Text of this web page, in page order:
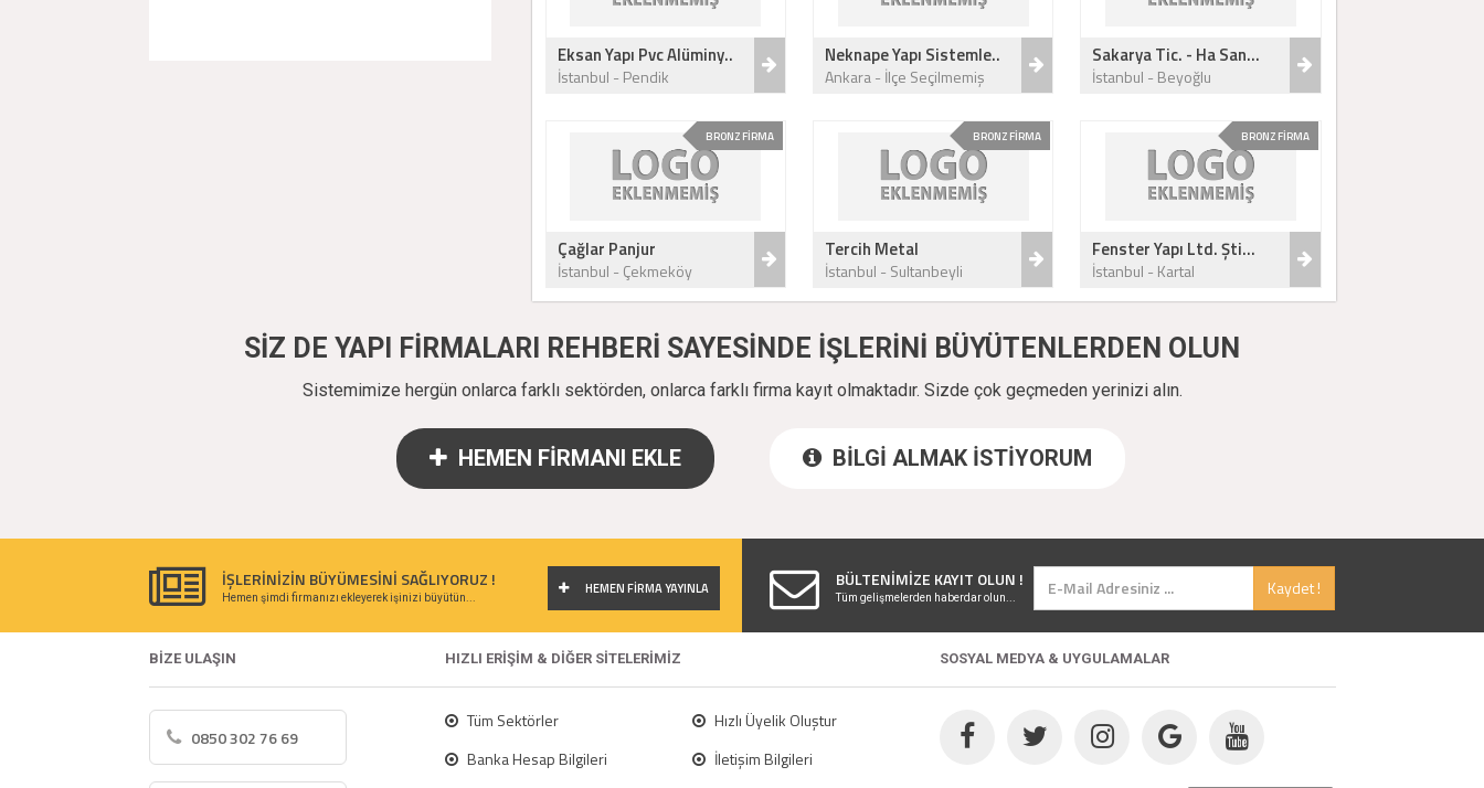
Eksan Yapı Pvc Alüminy..
İstanbul - Pendik
Neknape Yapı Sistemle..
Ankara - İlçe Seçilmemiş
Sakarya Tic. - Ha San...
İstanbul - Beyoğlu
BRONZ FİRMA
Çağlar Panjur
İstanbul - Çekmeköy
BRONZ FİRMA
Tercih Metal
İstanbul - Sultanbeyli
BRONZ FİRMA
Fenster Yapı Ltd. Şti...
İstanbul - Kartal
SİZ DE YAPI FİRMALARI REHBERİ SAYESİNDE İŞLERİNİ BÜYÜTENLERDEN OLUN
Sistemimize hergün onlarca farklı sektörden, onlarca farklı firma kayıt olmaktadır. Sizde çok geçmeden yerinizi alın.
HEMEN FİRMANI EKLE BİLGİ ALMAK İSTİYORUM
İŞLERİNİZİN BÜYÜMESİNİ SAĞLIYORUZ ! HEMEN FİRMA YAYINLA
Hemen şimdi firmanızı ekleyerek işinizi büyütün...
BÜLTENİMİZE KAYIT OLUN ! Kaydet !
Tüm gelişmelerden haberdar olun...
BİZE ULAŞIN HIZLI ERİŞİM & DİĞER SİTELERİMİZ SOSYAL MEDYA & UYGULAMALAR
0850 302 76 69
Tüm Sektörler
Hızlı Üyelik Oluştur
Banka Hesap Bilgileri
İletişim Bilgileri